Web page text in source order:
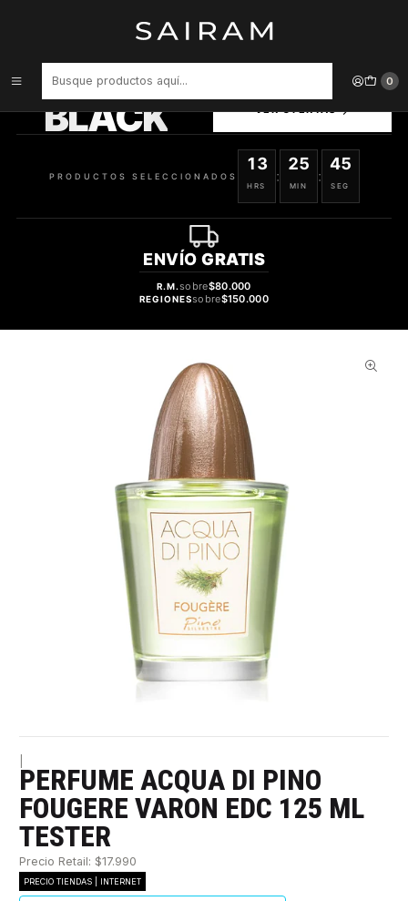
0
Perfume Acqua Di Pino Fougere Varon Edc 125 ml Tester
BLACK
SELECCIONADOS
PRODUCTOS SELECCIONADOS
13
HRS
:
25
MIN
:
44
SEG
ENVÍO GRATIS
R.M.sobre$80.000
REGIONESsobre$150.000
PERFUME ACQUA DI PINO
FOUGERE VARON EDC 125 ML
TESTER
Precio Retail: $17.990
PRECIO TIENDAS | INTERNET